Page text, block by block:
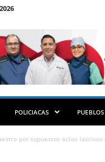
POLICIACAS PUEBLOS
por supuestos actos